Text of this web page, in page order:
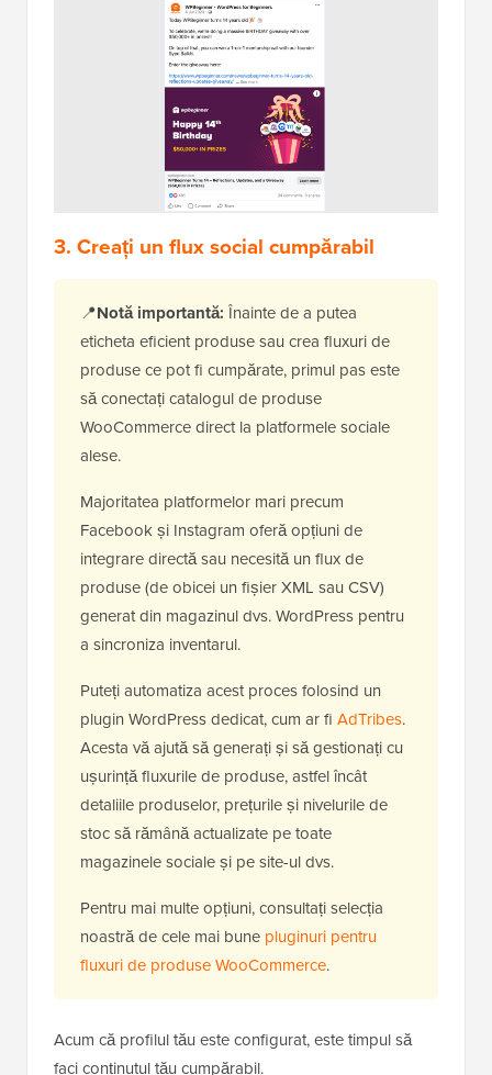
3. Creați un flux social cumpărabil
📍Notă importantă: Înainte de a putea
eticheta eficient produse sau crea fluxuri de
produse ce pot fi cumpărate, primul pas este
să conectați catalogul de produse
WooCommerce direct la platformele sociale
alese.
Majoritatea platformelor mari precum
Facebook și Instagram oferă opțiuni de
integrare directă sau necesită un flux de
produse (de obicei un fișier XML sau CSV)
generat din magazinul dvs. WordPress pentru
a sincroniza inventarul.
Puteți automatiza acest proces folosind un
plugin WordPress dedicat, cum ar fi AdTribes.
Acesta vă ajută să generați și să gestionați cu
ușurință fluxurile de produse, astfel încât
detaliile produselor, prețurile și nivelurile de
stoc să rămână actualizate pe toate
magazinele sociale și pe site-ul dvs.
Pentru mai multe opțiuni, consultați selecția
noastră de cele mai bune pluginuri pentru
fluxuri de produse WooCommerce.
Acum că profilul tău este configurat, este timpul să
faci conținutul tău cumpărabil.